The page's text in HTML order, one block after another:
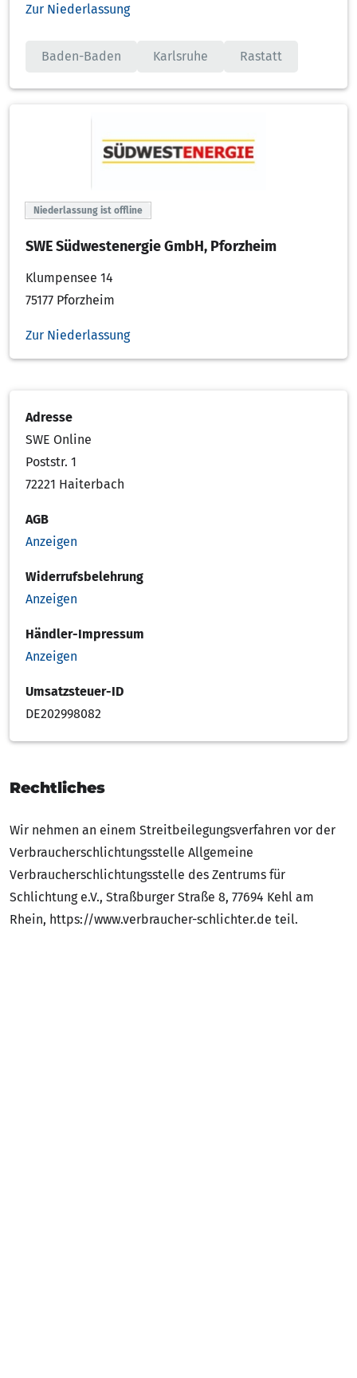
Adresse
SWE Online
Poststr. 1
72221 Haiterbach
AGB
Anzeigen
Widerrufsbelehrung
Anzeigen
Händler-Impressum
Anzeigen
Umsatzsteuer-ID
DE202998082
Zur Niederlassung
Baden-Baden Karlsruhe Rastatt
Niederlassung ist offline
SWE Südwestenergie GmbH, Pforzheim
Klumpensee 14
75177 Pforzheim
Zur Niederlassung
Rechtliches
Wir nehmen an einem Streitbeilegungsverfahren vor der
Verbraucherschlichtungsstelle Allgemeine
Verbraucherschlichtungsstelle des Zentrums für
Schlichtung e.V., Straßburger Straße 8, 77694 Kehl am
Rhein, https://www.verbraucher-schlichter.de teil.